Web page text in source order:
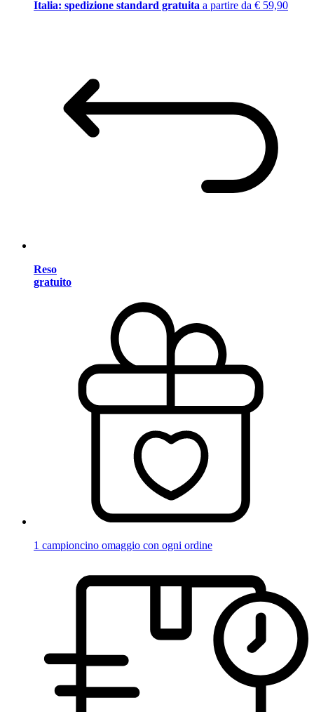
Italia: spedizione standard gratuita a partire da € 59,90
Reso
gratuito
1 campioncino omaggio con ogni ordine